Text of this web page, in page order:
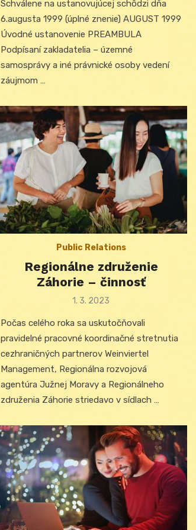
Schválene na ustanovujúcej schôdzi dňa
6.augusta 1999 (úplné znenie) AUGUST 1999
Úvodné ustanovenie PREAMBULA
Podpísaní zakladatelia – územné
samosprávy a iné právnické osoby vedení
záujmom …
Public Relations
Regionálne združenie
Záhorie – činnosť
Posted
1. 3. 2023
Počas celého roka sa uskutočňovali
pravidelné pracovné koordinačné stretnutia
cezhraničných partnerov Weinviertel
Management, Regionálna rozvojová
agentúra Južnej Moravy a Regionálneho
združenia Záhorie striedavo v sídlach …